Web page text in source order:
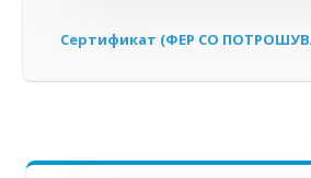
Сертификат (ФЕР СО